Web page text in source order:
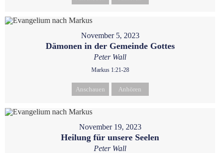
November 5, 2023
Dämonen in der Gemeinde Gottes
Peter Wall
Markus 1:21-28
Anschauen Anhören
November 19, 2023
Heilung für unsere Seelen
Peter Wall